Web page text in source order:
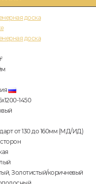
доска
доска
2
1450
от 130 до 160мм (МД/ИД)
Золотистый/коричневый